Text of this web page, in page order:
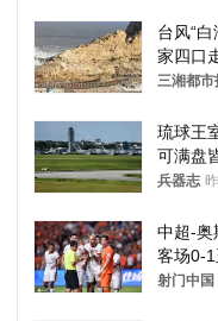
台风“
家四口
中9岁
三湘都市
琉球王
可满盘
逞，中
兵器志
中超-奥
客场0-
射门中国